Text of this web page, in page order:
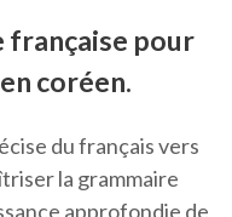
française pour
coréen.
du français vers
la grammaire
approfondie de